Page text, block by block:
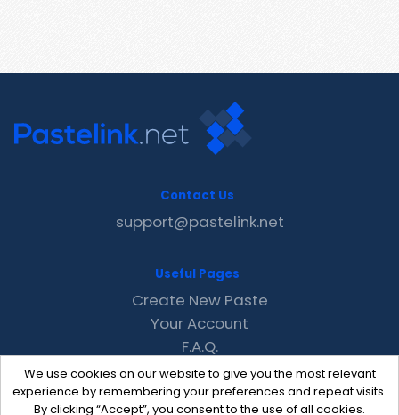
We use cookies on our website to give you the most relevant
experience by remembering your preferences and repeat visits.
By clicking “Accept”, you consent to the use of all cookies.
Contact Us
support@pastelink.net
Useful Pages
Create New Paste
Your Account
F.A.Q.
Recent
Contact